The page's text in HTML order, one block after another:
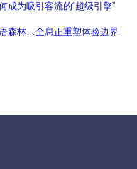
成为吸引客流的“超级引擎”
森林…全息正重塑体验边界